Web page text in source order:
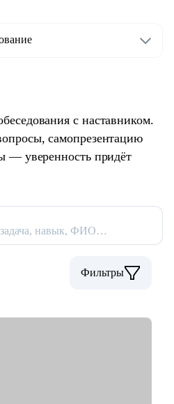
с наставником.
самопрезентацию
— уверенность придёт
задача, навык, ФИО…
Фильтры